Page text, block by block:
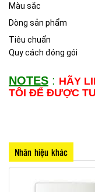
Màu sắc
Dòng sản phẩm
Tiêu chuẩn
Quy cách đóng gói
NOTES : HÃY
TÔI ĐỂ ĐƯỢC
Nhãn hiệu khác